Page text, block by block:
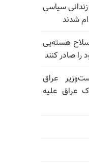
دومینیک آتیاس: بیش از ۳۰۰۰۰ زندانی سیاسی
سلاح هسته‌یی
را صادر کنند
عراق
عراق علیه